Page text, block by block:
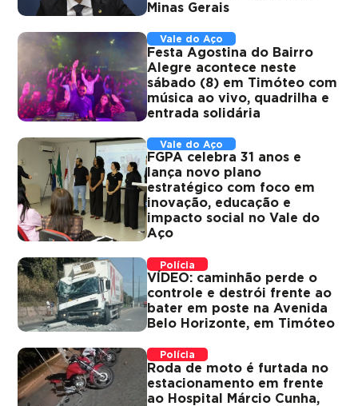
Minas Gerais
Vale do Aço
Festa Agostina do Bairro
Alegre acontece neste
sábado (8) em Timóteo com
música ao vivo, quadrilha e
entrada solidária
Vale do Aço
FGPA celebra 31 anos e
lança novo plano
estratégico com foco em
inovação, educação e
impacto social no Vale do
Aço
Polícia
VÍDEO: caminhão perde o
controle e destrói frente ao
bater em poste na Avenida
Belo Horizonte, em Timóteo
Polícia
Roda de moto é furtada no
estacionamento em frente
ao Hospital Márcio Cunha,